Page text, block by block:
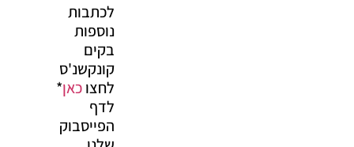
לכתבות
נוספות
קונקשנ'ס
לחצוכאן*
הפייסבוק